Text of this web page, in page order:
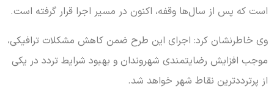
است که پس از سال‌ها وقفه، اکنون در مسیر اجرا قرار گرفته است.
وی خاطرنشان کرد: اجرای این طرح ضمن کاهش مشکلات ترافیکی،
موجب افزایش رضایتمندی شهروندان و بهبود شرایط تردد در یکی
از پرترددترین نقاط شهر خواهد شد.